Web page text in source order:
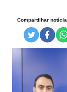
Compartilhar notícia